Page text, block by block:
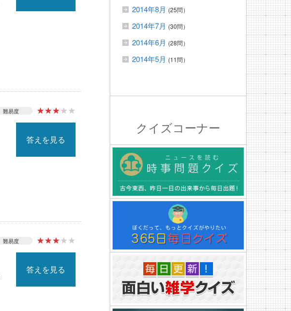
難易度 ★★★★★
答えを見る
難易度 ★★★★★
答えを見る
2014年8月 (25問）
2014年7月 (30問）
2014年6月 (28問）
2014年5月 (11問）
クイズコーナー